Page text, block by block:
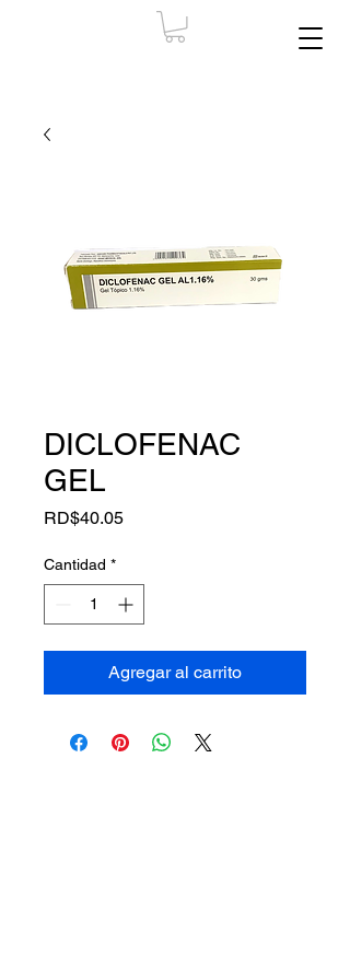
DICLOFENAC
GEL
RD$40.05Precio
Cantidad *
Agregar al carrito